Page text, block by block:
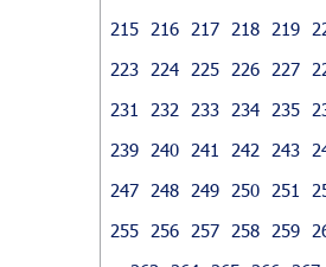
215
216 217 218 219
223
224 225 226 227
231
232 233 234 235
239
240 241 242 243
247
248 249 250 251
255
256 257 258 259